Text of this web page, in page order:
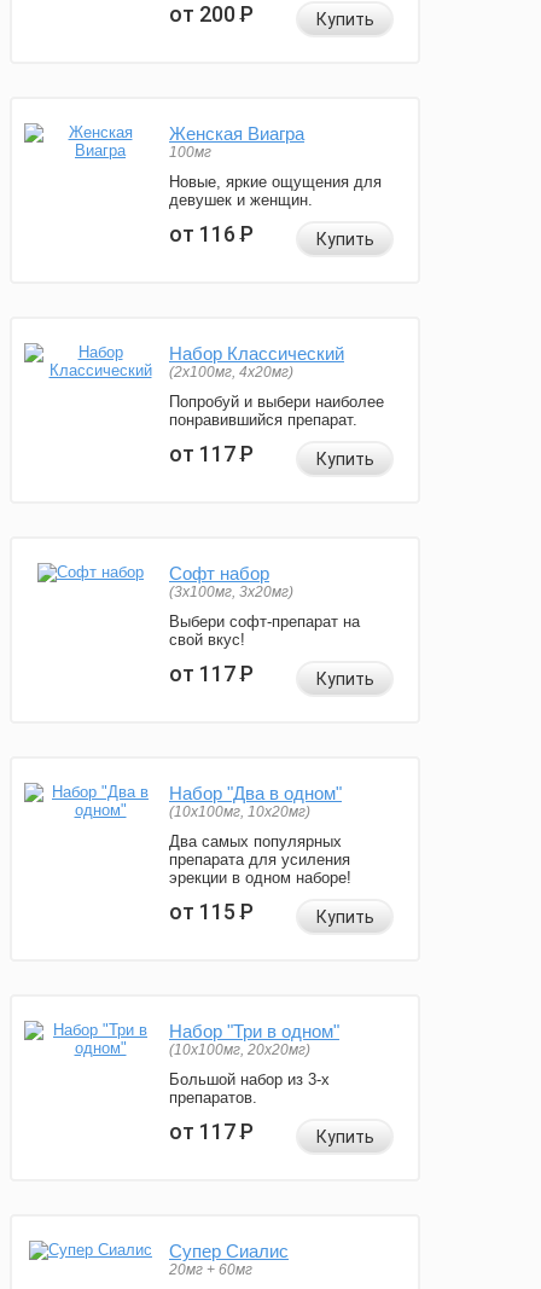
от 200Р Купить
Женская Виагра
100мг
Новые, яркие ощущения для
девушек и женщин.
от 116Р Купить
Набор Классический
(2x100мг, 4x20мг)
Попробуй и выбери наиболее
понравившийся препарат.
от 117Р Купить
Софт набор
(3x100мг, 3x20мг)
Выбери софт-препарат на
свой вкус!
от 117Р Купить
Набор "Два в одном"
(10x100мг, 10x20мг)
Два самых популярных
препарата для усиления
эрекции в одном наборе!
от 115Р Купить
Набор "Три в одном"
(10x100мг, 20x20мг)
Большой набор из 3-х
препаратов.
от 117Р Купить
Супер Сиалис
20мг + 60мг